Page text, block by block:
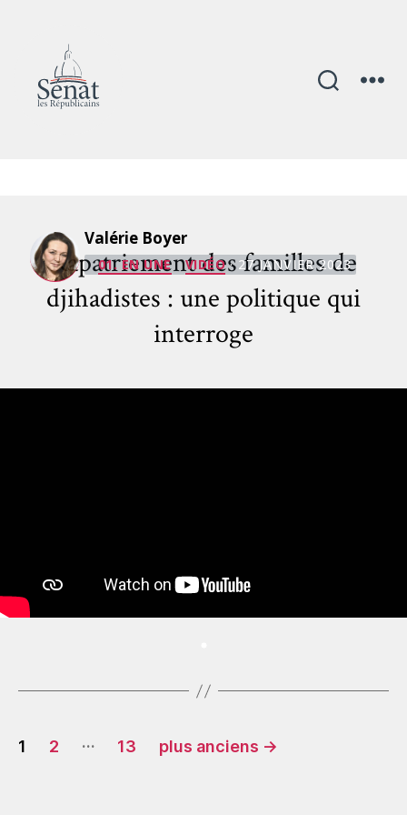
Mois :
Valérie Boyer
01. EN UNE VIDÉO· 27 JANVIER 2023
Rapatriement des familles de
djihadistes : une politique qui
interroge
Pagination
1 2 … 13 plus anciens →